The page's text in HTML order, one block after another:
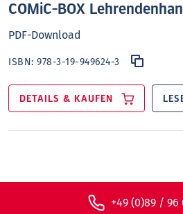
COMiC-BOX
PDF-Download
ISBN:978-3-19-949624-3
DETAILS & KAUFEN
+49 (0)89 / 96